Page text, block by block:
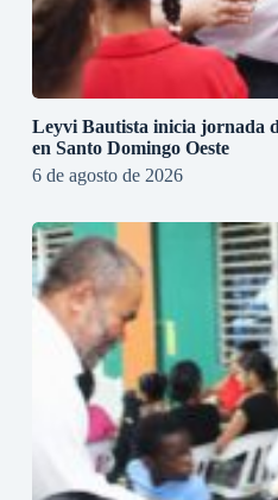
Leyvi Bautista inicia jornada
en Santo Domingo Oeste
6 de agosto de 2026